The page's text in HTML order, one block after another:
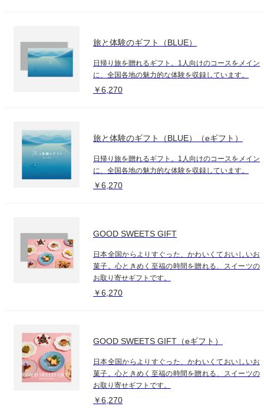
旅と体験のギフト（BLUE）
日帰り旅を贈れるギフト。1人向けのコースをメイン
に、全国各地の魅力的な体験を収録しています。
￥6,270
旅と体験のギフト（BLUE）（eギフト）
日帰り旅を贈れるギフト。1人向けのコースをメイン
に、全国各地の魅力的な体験を収録しています。
￥6,270
GOOD SWEETS GIFT
日本全国からよりすぐった、かわいくておいしいお
菓子。心ときめく至福の時間を贈れる、スイーツの
お取り寄せギフトです。
￥6,270
GOOD SWEETS GIFT（eギフト）
日本全国からよりすぐった、かわいくておいしいお
菓子。心ときめく至福の時間を贈れる、スイーツの
お取り寄せギフトです。
￥6,270